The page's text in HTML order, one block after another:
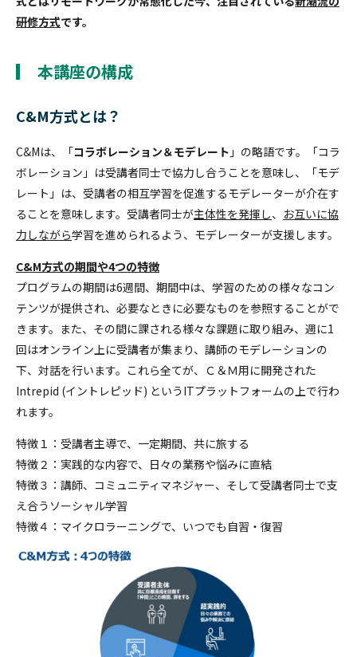
研修方式です。
本講座の構成
C&M方式とは？
C&Mは、「コラボレーション＆モデレート 」の略語です。「コラ
ボレーション」は受講者同士で協力し合うことを意味し、「モデ
レート」は、受講者の相互学習を促進するモデレーターが介在す
ることを意味します。受講者同士が主体性を発揮し、 お互いに協
力しながら学習を進められるよう、モデレーターが支援します。
C&M方式の期間や4つの特徴
プログラムの期間は6週間、期間中は、学習のための様々なコン
テンツが提供され、必要なときに必要なものを参照することがで
きます。また、その間に課される様々な課題に取り組み、週に1
回はオンライン上に受講者が集まり、講師のモデレーションの
下、対話を行います。これら全てが、Ｃ＆Ｍ用に開発された
Intrepid (イントレピッド) というITプラットフォームの上で行わ
れます。
特徴１：受講者主導で、一定期間、共に旅する
特徴２：実践的な内容で、日々の業務や悩みに直結
特徴３：講師、コミュニティマネジャー、そして受講者同士で支
え合うソーシャル学習
特徴４：マイクロラーニングで、いつでも自習・復習